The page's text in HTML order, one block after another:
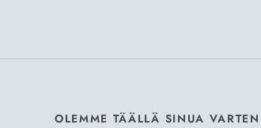
OLEMME TÄÄLLÄ SINUA VARTEN